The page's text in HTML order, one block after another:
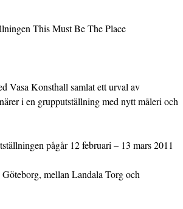
This Must Be The Place
Vasa Konsthall samlat ett urval av
i en grupputställning med nytt måleri och
pågår 12 februari – 13 mars 2011
mellan Landala Torg och